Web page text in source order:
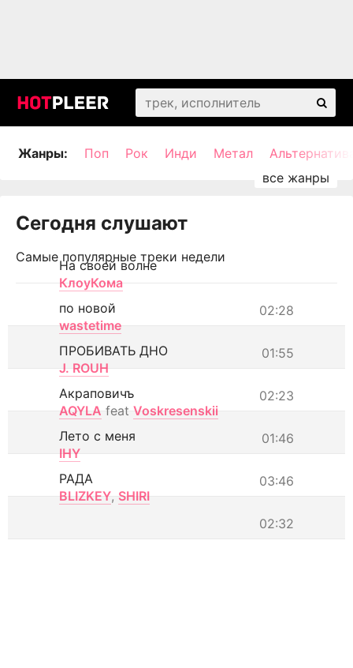
Жанры: Поп Рок Инди Метал
Сегодня слушают
Самые популярные треки недели
На своей волне
КлоуКома
02:28
по новой
wastetime
01:55
ПРОБИВАТЬ ДНО
J. ROUH
02:23
Акраповичъ
AQYLA feat Voskresenskii
01:46
Лето с меня
IHY
03:46
РАДА
BLIZKEY, SHIRI
02:32